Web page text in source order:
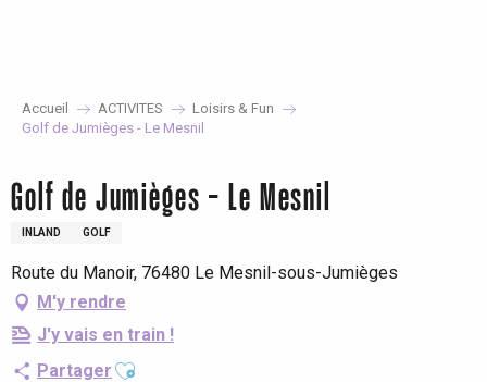
Accueil ACTIVITES
Loisirs & Fun
Golf de Jumièges - Le Mesnil
Golf de Jumièges - Le Mesnil
INLAND GOLF
Route du Manoir, 76480 Le Mesnil-sous-Jumièges
M'y rendre
J'y vais en train !
Partager Ajouter aux favoris